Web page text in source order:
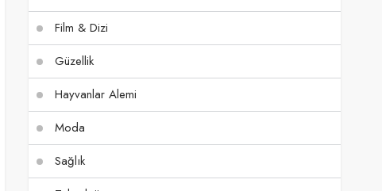
Film & Dizi
Güzellik
Hayvanlar Alemi
Moda
Sağlık